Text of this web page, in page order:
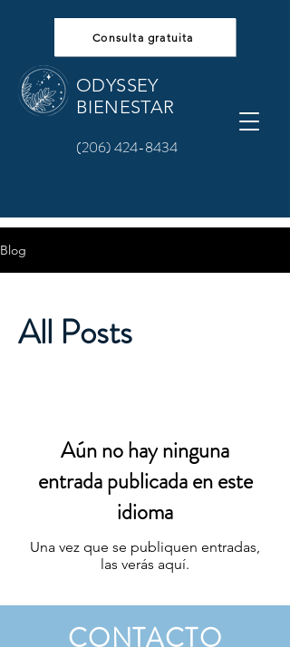
Consulta gratuita
ODYSSEY
BIENESTAR
(206) 424-8434
Blog
All Posts
Aún no hay ninguna
entrada publicada en este
idioma
Una vez que se publiquen entradas,
las verás aquí.
CONTACTO